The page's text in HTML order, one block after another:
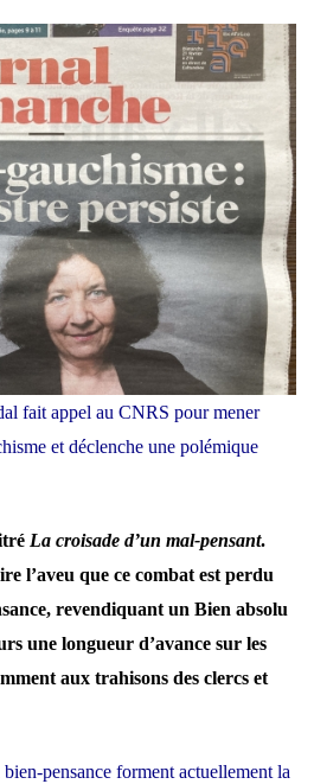
fait appel au CNRS pour mener
et déclenche une polémique
La croisade d’un mal-pensant.
l’aveu que ce combat est perdu
revendiquant un Bien absolu
une longueur d’avance sur les
aux trahisons des clercs et
pensance forment actuellement la